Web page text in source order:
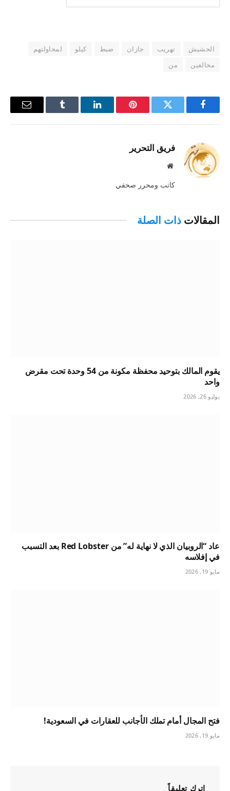
الحشيش تهريب جازان ضبط كيلو
لمحاولتهم
مخالفين
من
فيسبوك تويتر بينتيريستلينكدإن Tumblr
البريد
فريق التحرير
موقع
كاتب ومحرر صحفي
المقالات ذات الصلة
يقوم المالك بتوحيد محفظة مكونة من 54 وحدة تحت مقرض
واحد
يوليو 26, 2026
عاد “الروبيان الذي لا نهاية له” من Red Lobster بعد التسبب
في إفلاسه
مايو 19, 2026
فتح المجال أمام تملك الأجانب للعقارات في السعودية!
مايو 19, 2026
اترك تعليقاً